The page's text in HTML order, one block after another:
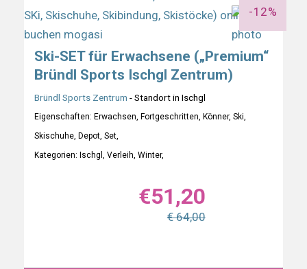
-12%
Ski-SET für Erwachsene („Premium“
Bründl Sports Ischgl Zentrum)
Bründl Sports Zentrum - Standort in Ischgl
Eigenschaften: Erwachsen, Fortgeschritten, Könner, Ski,
Skischuhe, Depot, Set,
Kategorien: Ischgl, Verleih, Winter,
€51,20
€ 64,00